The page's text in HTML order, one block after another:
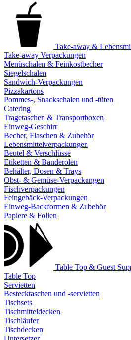
Take-away &
Take-away Verpackungen
Menüschalen & Feinkostbecher
Siegelschalen
Sandwich-Verpackungen
Pizzakartons
Pommes-, Snackschalen und -tüten
Catering
Tragetaschen & Transportboxen
Einweg-Geschirr
Becher, Flaschen & Zubehör
Lebensmittelverpackungen
Beutel & Verschlüsse
Etiketten & Banderolen
Behälter, Dosen & Trays
Obst- & Gemüse-Verpackungen
Fischverpackungen
Feingebäck-Verpackungen
Einweg-Backformen & Zubehör
Papiere & Folien
Table Top & Guest
Table Top
Servietten
Bestecktaschen und -servietten
Tischsets
Tischmitteldecken
Tischläufer
Tischdecken